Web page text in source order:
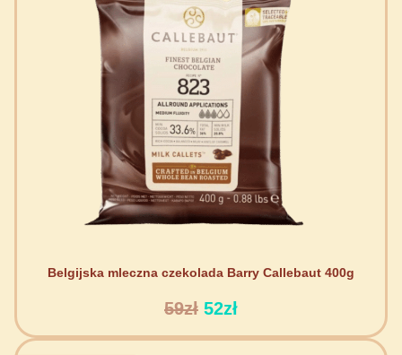
Belgijska mleczna czekolada Barry Callebaut 400g
59zł 52zł